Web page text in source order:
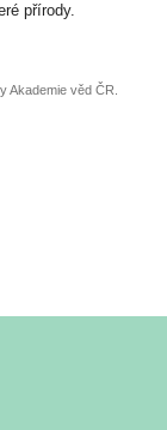
přírody.
Akademie věd ČR.